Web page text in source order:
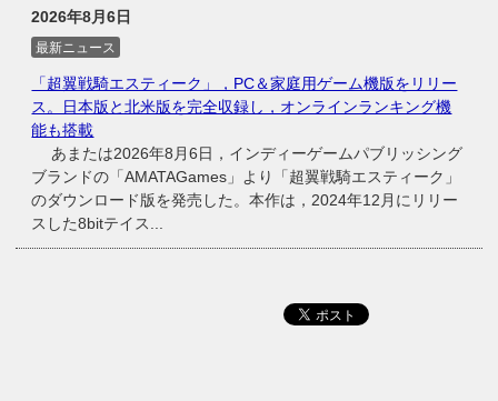
2026年8月6日
最新ニュース
「超翼戦騎エスティーク」，PC＆家庭用ゲーム機版をリリー
ス。日本版と北米版を完全収録し，オンラインランキング機
能も搭載
あまたは2026年8月6日，インディーゲームパブリッシング
ブランドの「AMATAGames」より「超翼戦騎エスティーク」
のダウンロード版を発売した。本作は，2024年12月にリリー
スした8bitテイス...